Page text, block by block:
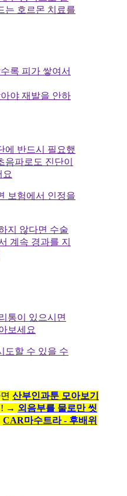
는 호르몬 치료를
록 피가 쌓여서
야 재발을 안하
에 반드시 필요했
음파로도 진단이
요
보험에서 인정을
지 않다면 수술
계속 경과를 지
통이 있으시면
보세요
도할 수 있을 수
산부인과툰 모아보기
! → 외음부를 물로만 씻
CAR마수트라 - 후배위